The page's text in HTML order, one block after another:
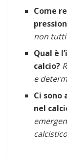
Come
non tutti
Qual è
calcio?
e
Ci
nel